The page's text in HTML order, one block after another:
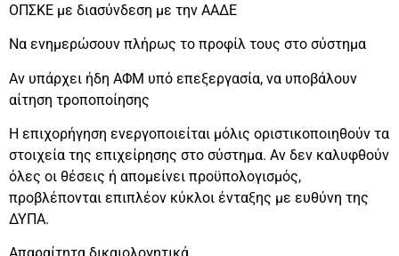
ΟΠΣΚΕ με διασύνδεση με την ΑΑΔΕ
Να ενημερώσουν πλήρως το προφίλ τους στο σύστημα
Αν υπάρχει ήδη ΑΦΜ υπό επεξεργασία, να υποβάλουν
αίτηση τροποποίησης
Η επιχορήγηση ενεργοποιείται μόλις οριστικοποιηθούν τα
στοιχεία της επιχείρησης στο σύστημα. Αν δεν καλυφθούν
όλες οι θέσεις ή απομείνει προϋπολογισμός,
προβλέπονται επιπλέον κύκλοι ένταξης με ευθύνη της
ΔΥΠΑ.